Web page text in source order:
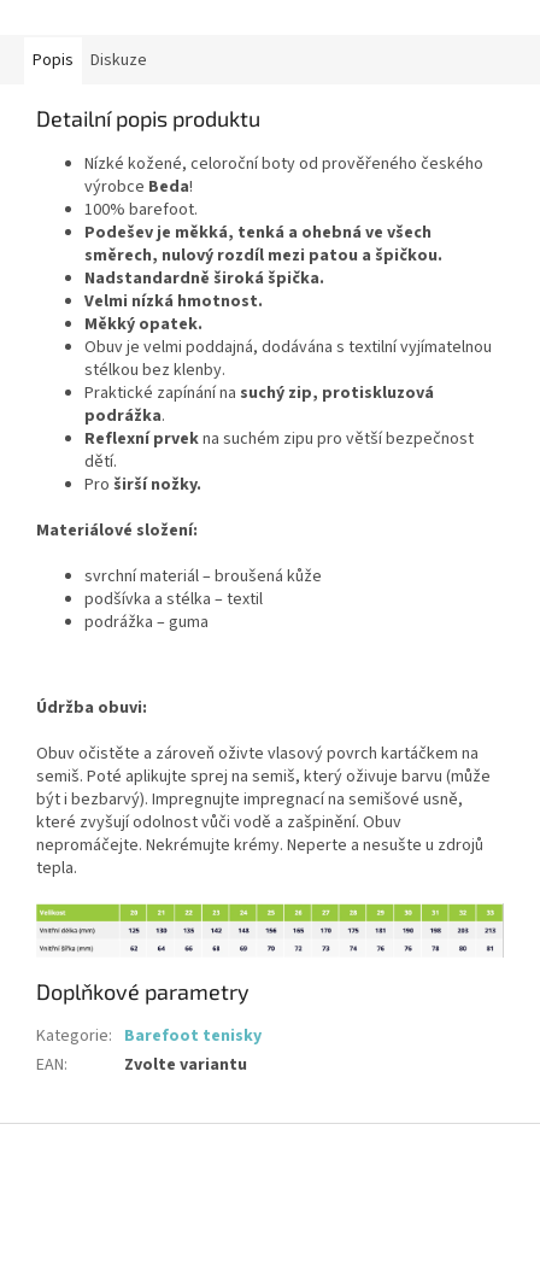
Popis Diskuze
Detailní popis produktu
Nízké kožené, celoroční boty od prověřeného českého
výrobce Beda!
100% barefoot.
Podešev je měkká, tenká a ohebná ve všech
směrech, nulový rozdíl mezi patou a špičkou.
Nadstandardně široká špička.
Velmi nízká hmotnost.
Měkký opatek.
Obuv je velmi poddajná, dodávána s textilní vyjímatelnou
stélkou bez klenby.
Praktické zapínání na suchý zip, protiskluzová
podrážka.
Reflexní prvekna suchém zipu pro větší bezpečnost
dětí.
Pro širší nožky.
Materiálové složení:
svrchní materiál – broušená kůže
podšívka a stélka – textil
podrážka – guma
Údržba obuvi:
Obuv očistěte a zároveň oživte vlasový povrch kartáčkem na
semiš. Poté aplikujte sprej na semiš, který oživuje barvu (může
být i bezbarvý). Impregnujte impregnací na semišové usně,
které zvyšují odolnost vůči vodě a zašpinění. Obuv
nepromáčejte. Nekrémujte krémy. Neperte a nesušte u zdrojů
tepla.
Doplňkové parametry
Kategorie: Barefoot tenisky
EAN: Zvolte variantu